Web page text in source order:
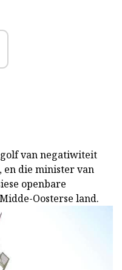
van negatiwiteit
en die minister van
openbare
Oosterse land.